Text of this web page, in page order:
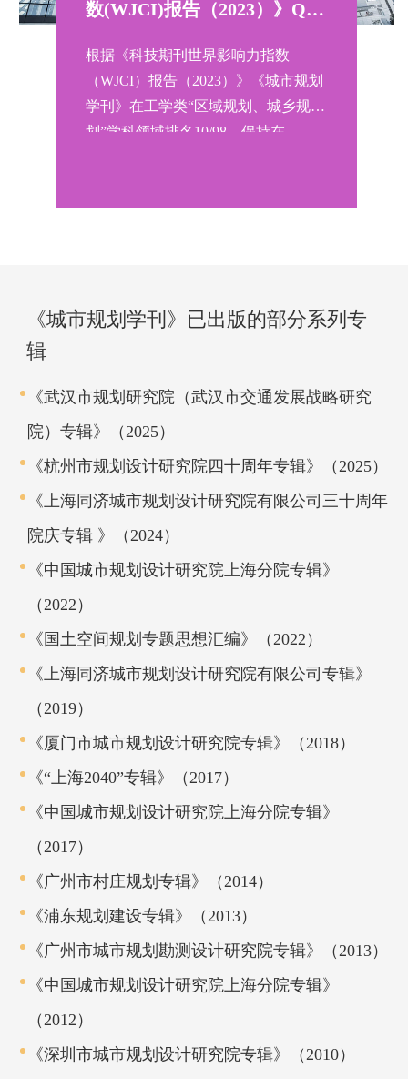
数(WJCI)报告（2023）》Q1
根据《科技期刊世界影响力指数
（WJCI）报告（2023）》《城市规划
学刊》在工学类“区域规划、城乡规
划”学科领域排名10/98，保持在
域规划、城乡规划”学科领域排名
《城市规划学刊》已出版的部分系列专
辑
《武汉市规划研究院（武汉市交通发展战略研究
院）专辑》（2025）
《杭州市规划设计研究院四十周年专辑》（2025）
《上海同济城市规划设计研究院有限公司三十周年
院庆专辑 》（2024）
《中国城市规划设计研究院上海分院专辑》
（2022）
《国土空间规划专题思想汇编》（2022）
《上海同济城市规划设计研究院有限公司专辑》
（2019）
《厦门市城市规划设计研究院专辑》（2018）
《“上海2040”专辑》（2017）
《中国城市规划设计研究院上海分院专辑》
（2017）
《广州市村庄规划专辑》（2014）
《浦东规划建设专辑》（2013）
《广州市城市规划勘测设计研究院专辑》（2013）
《中国城市规划设计研究院上海分院专辑》
（2012）
《深圳市城市规划设计研究院专辑》（2010）